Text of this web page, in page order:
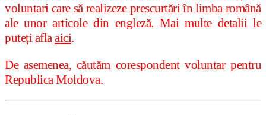
voluntari care să realizeze prescurtări în limba română
ale unor articole din engleză. Mai multe detalii le
puteți aflaaici.
De asemenea, căutăm corespondent voluntar pentru
Republica Moldova.